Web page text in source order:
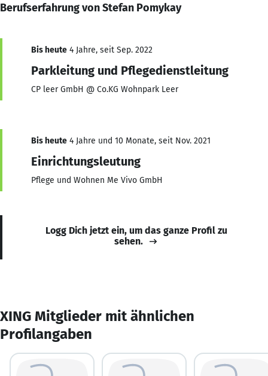
Berufserfahrung von Stefan Pomykay
Bis heute 4 Jahre, seit Sep. 2022
Parkleitung und Pflegedienstleitung
CP leer GmbH @ Co.KG Wohnpark Leer
Bis heute 4 Jahre und 10 Monate, seit Nov. 2021
Einrichtungsleutung
Pflege und Wohnen Me Vivo GmbH
Logg Dich jetzt ein, um das ganze Profil zu
sehen.
XING Mitglieder mit ähnlichen
Profilangaben